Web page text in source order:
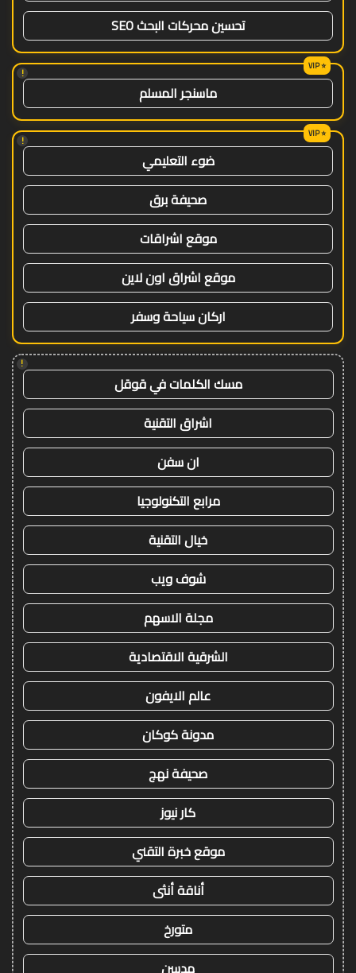
تحسين محركات البحث SEO
!
ماسنجر المسلم
!
ضوء التعليمي
صحيفة برق
موقع اشراقات
موقع اشراق اون لاين
اركان سياحة وسفر
!
مسك الكلمات في قوقل
اشراق التقنية
ان سفن
مرابع التكنولوجيا
خيال التقنية
شوف ويب
مجلة الاسهم
الشرقية الاقتصادية
عالم الايفون
مدونة كوكان
صحيفة نهج
كار نيوز
موقع خبرة التقني
أناقة أنثى
متورخ
مدسن